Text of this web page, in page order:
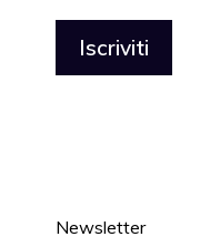
Newsletter